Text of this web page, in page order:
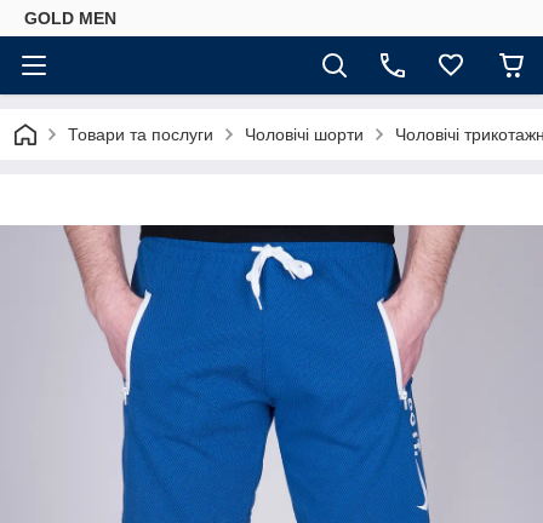
GOLD MEN
Товари та послуги Чоловічі шорти Чоловічі